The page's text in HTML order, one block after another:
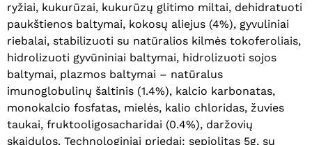
ryžiai, kukurūzai, kukurūzų glitimo miltai, dehidratuoti
paukštienos baltymai, kokosų aliejus (4%), gyvuliniai
riebalai, stabilizuoti su natūralios kilmės tokoferoliais,
hidrolizuoti gyvūniniai baltymai, hidrolizuoti sojos
baltymai, plazmos baltymai – natūralus
imunoglobulinų šaltinis (1.4%), kalcio karbonatas,
monokalcio fosfatas, mielės, kalio chloridas, žuvies
taukai, fruktooligosacharidai (0.4%), daržovių
skaidulos. Technologiniai priedai: sepiolitas 5g, su